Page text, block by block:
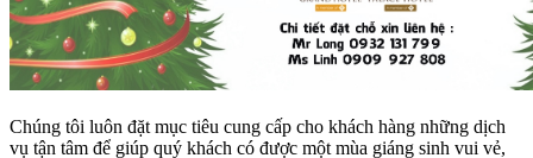
Chúng tôi luôn đặt mục tiêu cung cấp cho khách hàng những dịch
vụ tận tâm để giúp quý khách có được một mùa giáng sinh vui vẻ,